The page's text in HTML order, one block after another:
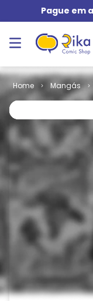
Pague em
Mangás